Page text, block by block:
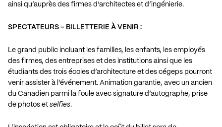
ainsi qu’auprès des firmes d’architectes et d’ingénierie.
SPECTATEURS – BILLETTERIE À VENIR :
Le grand public incluant les familles, les enfants, les employés
des firmes, des entreprises et des institutions ainsi que les
étudiants des trois écoles d’architecture et des cégeps pourront
venir assister à l’événement. Animation garantie, avec un ancien
du Canadien parmi la foule avec signature d’autographe, prise
de photos et selfies.